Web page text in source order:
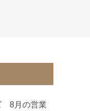
8月の営業